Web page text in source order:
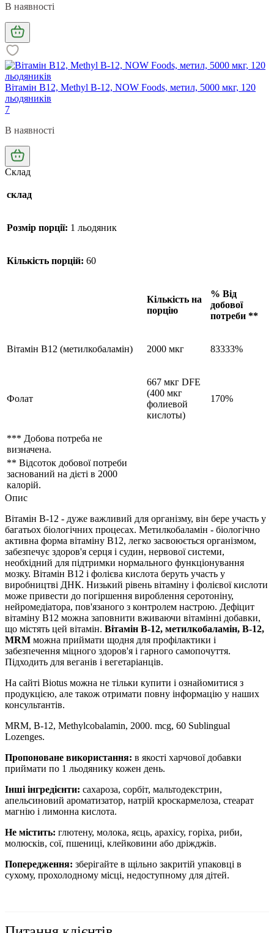
В наявності
Вітамін В12, Methyl B-12, NOW Foods, метил, 5000 мкг, 120
льодяників
7
В наявності
Склад
склад
Розмір порції: 1 льодяник
Кількість порцій: 60
Кількість на
порцію
% Від
добової
потреби **
Вітамін B12 (метилкобаламін) 2000 мкг 83333%
Фолат
667 мкг DFE
(400 мкг
фолиевой
кислоты)
170%
*** Добова потреба не
визначена.
** Відсоток добової потреби
заснований на дієті в 2000
калорій.
Опис
Вітамін В-12 - дуже важливий для організму, він бере участь у
багатьох біологічних процесах. Метилкобаламін - біологічно
активна форма вітаміну В12, легко засвоюється організмом,
забезпечує здоров'я серця і судин, нервової системи,
необхідний для підтримки нормального функціонування
мозку. Вітамін B12 і фолієва кислота беруть участь у
виробництві ДНК. Низький рівень вітаміну і фолієвої кислоти
може привести до погіршення вироблення серотоніну,
нейромедіатора, пов'язаного з контролем настрою. Дефіцит
вітаміну В12 можна заповнити вживаючи вітамінні добавки,
що містять цей вітамін. Вітамін В-12, метилкобаламін, B-12,
MRM можна приймати щодня для профілактики і
забезпечення міцного здоров'я і гарного самопочуття.
Підходить для веганів і вегетаріанців.
На сайті Biotus можна не тільки купити і ознайомитися з
продукцією, але також отримати повну інформацію у наших
консультантів.
MRM, B-12, Methylcobalamin, 2000. mcg, 60 Sublingual
Lozenges.
Пропоноване використання: в якості харчової добавки
приймати по 1 льодянику кожен день.
Інші інгредієнти: сахароза, сорбіт, мальтодекстрин,
апельсиновий ароматизатор, натрій кроскармелоза, стеарат
магнію і лимонна кислота.
Не містить: глютену, молока, яєць, арахісу, горіха, риби,
молюсків, сої, пшениці, клейковини або дріжджів.
Попередження: зберігайте в щільно закритій упаковці в
сухому, прохолодному місці, недоступному для дітей.